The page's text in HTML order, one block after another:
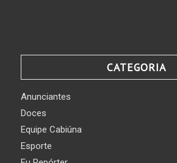
CATEGORIA
Anunciantes
Doces
Equipe Cabiúna
Esporte